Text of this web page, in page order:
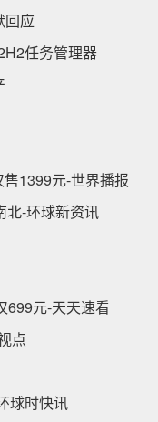
回应
任务管理器
1399元-世界播报
北-环球新资讯
699元-天天速看
点
球时快讯